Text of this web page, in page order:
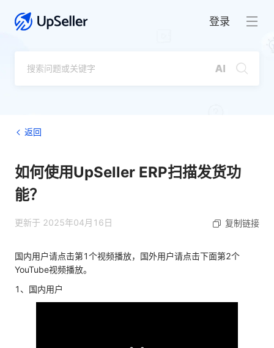
登录
返回
如何使用UpSeller ERP扫描发货功
能？
更新于 2025年04月16日 复制链接
国内用户请点击第1个视频播放，国外用户请点击下面第2个
YouTube视频播放。
1、国内用户